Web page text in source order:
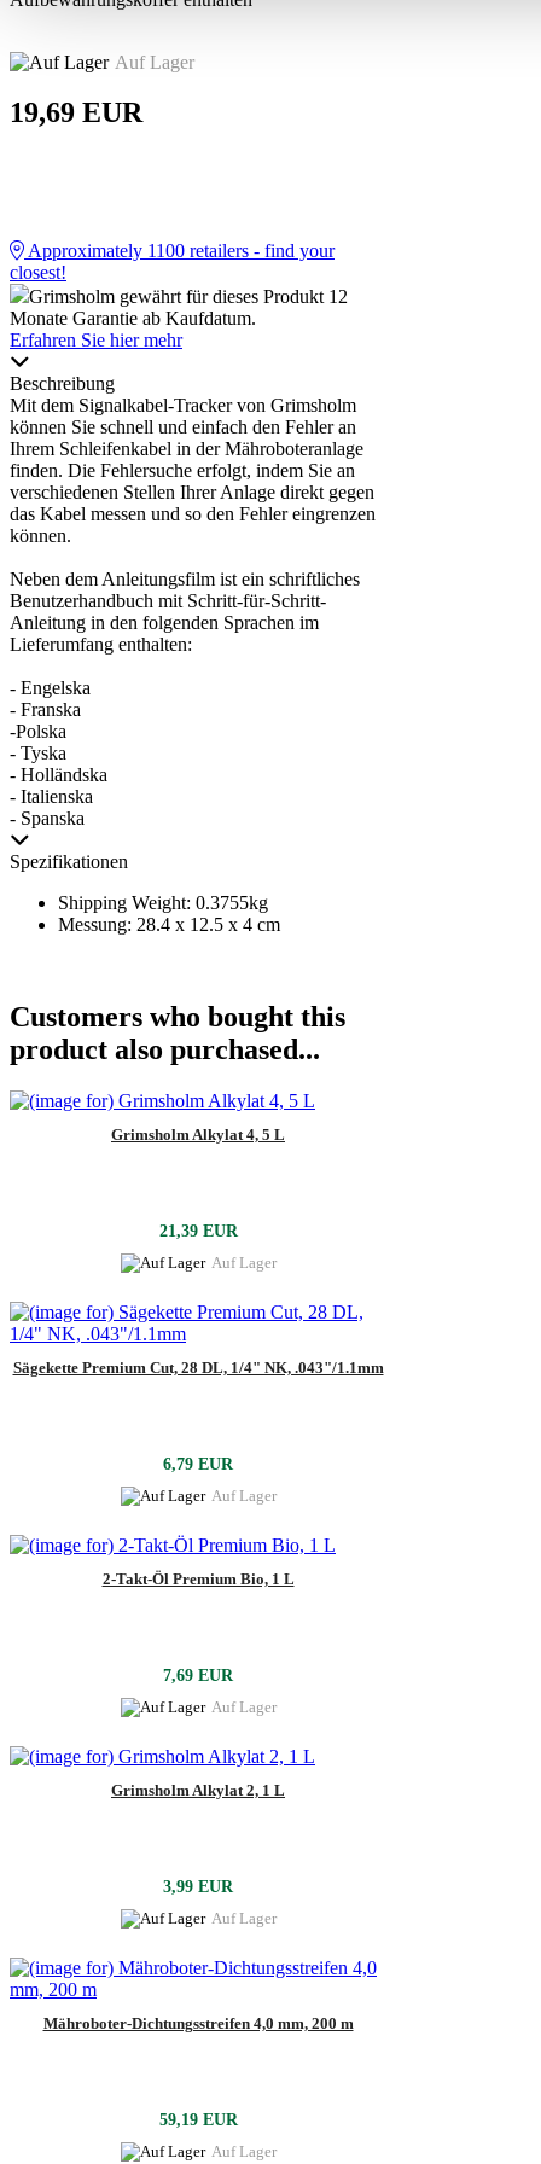
Auf Lager
19,69 EUR
Approximately 1100 retailers - find your
closest!
Grimsholm gewährt für dieses Produkt 12
Monate Garantie ab Kaufdatum.
Erfahren Sie hier mehr
Beschreibung
Mit dem Signalkabel-Tracker von Grimsholm
können Sie schnell und einfach den Fehler an
Ihrem Schleifenkabel in der Mähroboteranlage
finden. Die Fehlersuche erfolgt, indem Sie an
verschiedenen Stellen Ihrer Anlage direkt gegen
das Kabel messen und so den Fehler eingrenzen
können.
Neben dem Anleitungsfilm ist ein schriftliches
Benutzerhandbuch mit Schritt-für-Schritt-
Anleitung in den folgenden Sprachen im
Lieferumfang enthalten:
- Engelska
- Franska
-Polska
- Tyska
- Holländska
- Italienska
- Spanska
Spezifikationen
Shipping Weight: 0.3755kg
Messung: 28.4 x 12.5 x 4 cm
Customers who bought this
product also purchased...
Grimsholm Alkylat 4, 5 L
21,39 EUR
Auf Lager
Sägekette Premium Cut, 28 DL, 1/4" NK, .043"/1.1mm
6,79 EUR
Auf Lager
2-Takt-Öl Premium Bio, 1 L
7,69 EUR
Auf Lager
Grimsholm Alkylat 2, 1 L
3,99 EUR
Auf Lager
Mähroboter-Dichtungsstreifen 4,0 mm, 200 m
59,19 EUR
Auf Lager